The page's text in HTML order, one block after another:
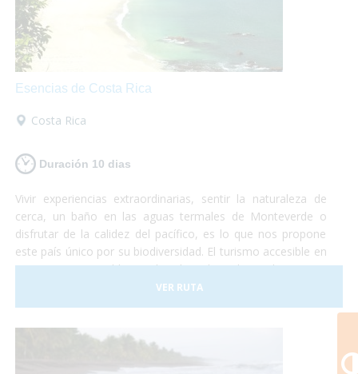
Esencias de Costa Rica
Costa Rica
Duración 10 dias
Vivir experiencias extraordinarias, sentir la naturaleza de
cerca, un baño en las aguas termales de Monteverde o
disfrutar de la calidez del pacífico, es lo que nos propone
este país único por su biodiversidad. El turismo accesible en
Costa Rica es posible, sus hoteles adaptados y el trasporte
a nuestra disposición nos darán las garantías necesarias
para disfrutar de esta experiencia plenamente.
VER RUTA